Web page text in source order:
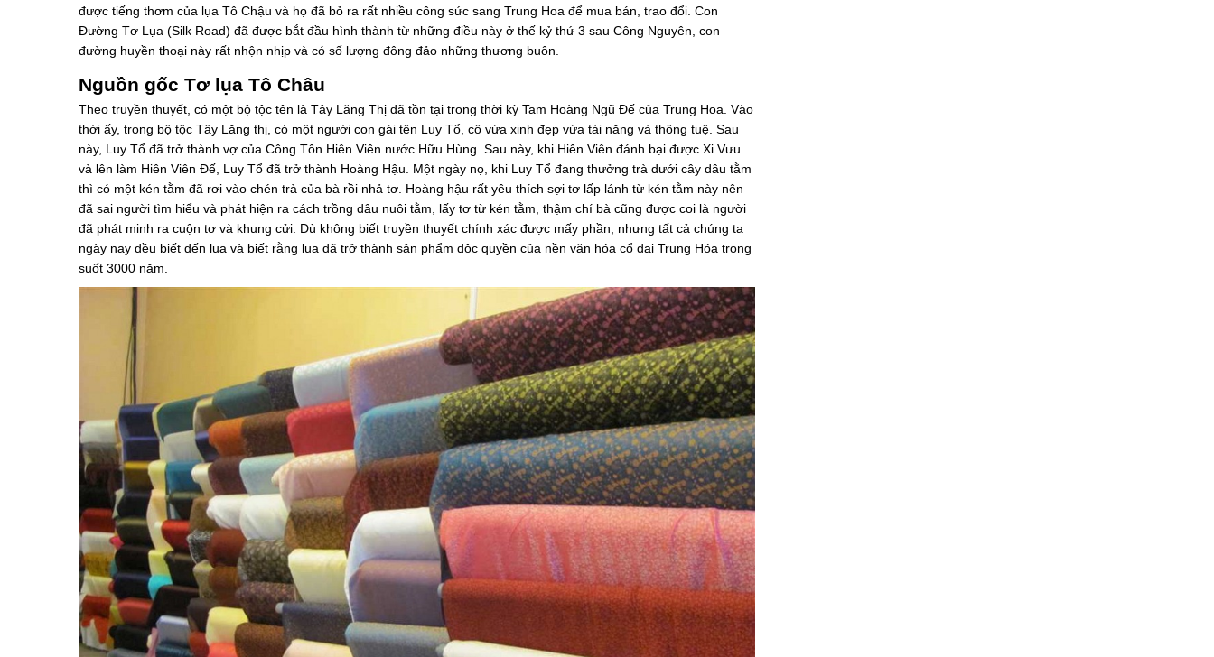
được tiếng thơm của lụa Tô Chậu và họ đã bỏ ra rất nhiều công sức sang Trung Hoa để mua bán, trao đổi. Con
Ðường Tơ Lụa (Silk Road) đã được bắt đầu hình thành từ những điều này ở thế kỷ thứ 3 sau Công Nguyên, con
đường huyền thoại này rất nhộn nhịp và có số lượng đông đảo những thương buôn.
Nguồn gốc Tơ lụa Tô Châu
Theo truyền thuyết, có một bộ tộc tên là Tây Lăng Thị đã tồn tại trong thời kỳ Tam Hoàng Ngũ Đế của Trung Hoa. Vào
thời ấy, trong bộ tộc Tây Lăng thị, có một người con gái tên Luy Tổ, cô vừa xinh đẹp vừa tài năng và thông tuệ. Sau
này, Luy Tổ đã trở thành vợ của Công Tôn Hiên Viên nước Hữu Hùng. Sau này, khi Hiên Viên đánh bại được Xi Vưu
và lên làm Hiên Viên Đế, Luy Tổ đã trở thành Hoàng Hậu. Một ngày nọ, khi Luy Tổ đang thưởng trà dưới cây dâu tằm
thì có một kén tằm đã rơi vào chén trà của bà rồi nhả tơ. Hoàng hậu rất yêu thích sợi tơ lấp lánh từ kén tằm này nên
đã sai người tìm hiểu và phát hiện ra cách trồng dâu nuôi tằm, lấy tơ từ kén tằm, thậm chí bà cũng được coi là người
đã phát minh ra cuộn tơ và khung cửi. Dù không biết truyền thuyết chính xác được mấy phần, nhưng tất cả chúng ta
ngày nay đều biết đến lụa và biết rằng lụa đã trở thành sản phẩm độc quyền của nền văn hóa cổ đại Trung Hóa trong
suốt 3000 năm.